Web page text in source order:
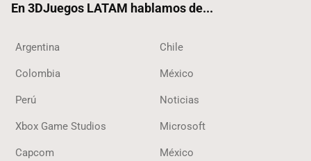
En 3DJuegos LATAM hablamos de...
Argentina Chile
Colombia México
Perú Noticias
Xbox Game Studios Microsoft
Capcom México